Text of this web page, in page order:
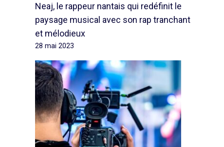
Neaj, le rappeur nantais qui redéfinit le
paysage musical avec son rap tranchant
et mélodieux
28 mai 2023